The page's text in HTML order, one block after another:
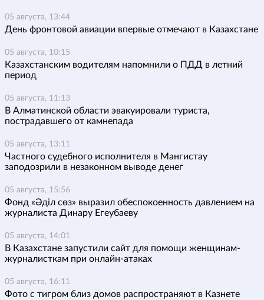
05 августа, 13:44
День фронтовой авиации впервые отмечают в Казахстане
05 августа, 10:15
Казахстанским водителям напомнили о ПДД в летний
период
05 августа, 11:13
В Алматинской области эвакуировали туриста,
пострадавшего от камнепада
05 августа, 13:11
Частного судебного исполнителя в Мангистау
заподозрили в незаконном выводе денег
05 августа, 15:56
Фонд «Әділ сөз» выразил обеспокоенность давлением на
журналиста Динару Егеубаеву
05 августа, 14:01
В Казахстане запустили сайт для помощи женщинам-
журналисткам при онлайн-атаках
05 августа, 16:11
Фото с тигром близ домов распространяют в Казнете